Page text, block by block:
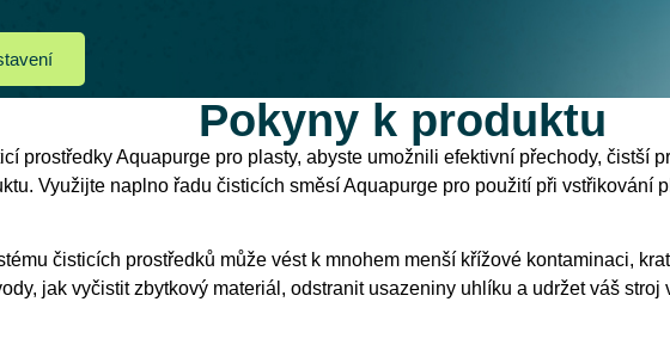
Pokyny k produktu
prostředky Aquapurge pro plasty, abyste umožnili efektivní přechody, čistší
Využijte naplno řadu čisticích směsí Aquapurge pro použití při vstřikování
čisticích prostředků může vést k mnohem menší křížové kontaminaci,
jak vyčistit zbytkový materiál, odstranit usazeniny uhlíku a udržet váš